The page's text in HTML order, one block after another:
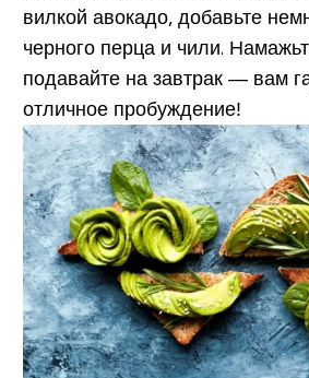
вилкой авокадо, добавьте
черного перца и чили.
подавайте на завтрак — вам
отличное пробуждение!